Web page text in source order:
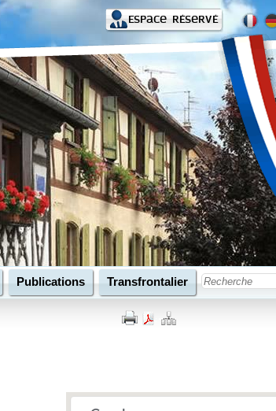
Espace réservé
Publications Transfrontalier